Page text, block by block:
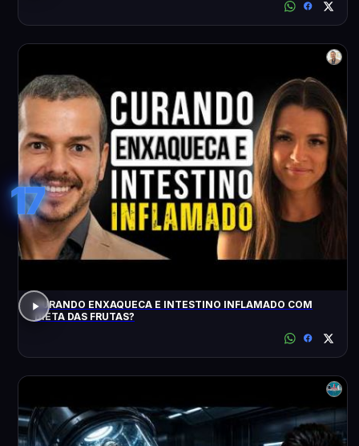
17
CURANDO ENXAQUECA E INTESTINO INFLAMADO COM
DIETA DAS FRUTAS?